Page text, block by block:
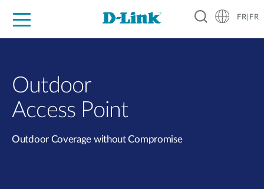
FR|FR
Outdoor
Access Point
Outdoor Coverage without Compromise